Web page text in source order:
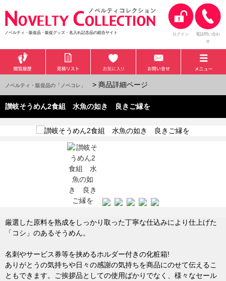
ノベルティ・販促品・販促グッズ・名入れ記念品の総合サイト ログイン
電話問い合わ
せ
ノベルティ・販促品の「ノベコレ」 > 商品詳細ページ
讃岐そうめん2食組 水魚の如き 良きご縁を
厳選した原料を熟成をしっかり取った丁寧な仕込みにより仕上げた
「コシ」のあるそうめん。
名刺やサービス券等を挟めるホルダー付きの化粧箱!
ありがとうの気持ちや日々の感謝の気持ちを商品にのせて伝えるこ
ともできます。ご挨拶品としての使用ばかりでなく、様々なセール